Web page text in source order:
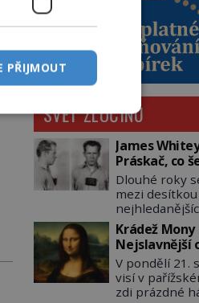
SVĚT ZLOČINU
James
Práskač, co
práskačích
Dlouhé roky
mezi desítkou
dopracuje to
dvě – hned po
Ládinovi
James
(1929–2018)
spoluúčasti
Krádež Mony
Nejslavnější
zůstane dva
nezvěstný
V pondělí 21.
visí v
zdi prázdné
PŘIJMOUT